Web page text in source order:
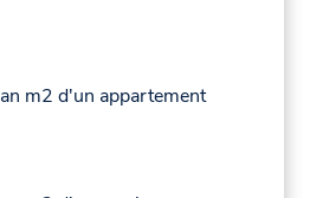
m2 d'un appartement